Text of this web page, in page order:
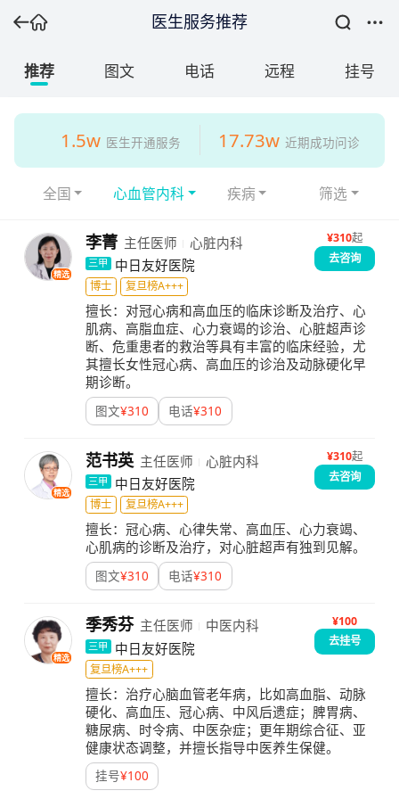
医生服务推荐
推荐 图文 电话 远程 挂号
1.5w 医生开通服务 17.73w 近期成功问诊
全国 心血管内科 疾病 筛选
精选
李菁 主任医师 心脏内科
三甲 中日友好医院
¥310起
去咨询
博士
复旦榜A+++
擅长： 对冠心病和高血压的临床诊断及治疗、心
肌病、高脂血症、心力衰竭的诊治、心脏超声诊
断、危重患者的救治等具有丰富的临床经验，尤
其擅长女性冠心病、高血压的诊治及动脉硬化早
期诊断。
图文¥310 电话¥310
精选
范书英 主任医师 心脏内科
三甲 中日友好医院
¥310起
去咨询
博士
复旦榜A+++
擅长： 冠心病、心律失常、高血压、心力衰竭、
心肌病的诊断及治疗，对心脏超声有独到见解。
图文¥310 电话¥310
精选
季秀芬 主任医师 中医内科
三甲 中日友好医院
¥100
去挂号
复旦榜A+++
擅长： 治疗心脑血管老年病，比如高血脂、动脉
硬化、高血压、冠心病、中风后遗症；脾胃病、
糖尿病、时令病、中医杂症；更年期综合征、亚
健康状态调整，并擅长指导中医养生保健。
挂号¥100